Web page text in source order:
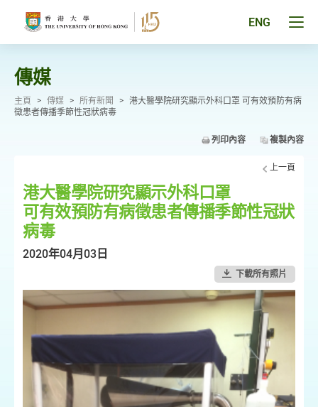
ENG
傳媒
主頁 > 傳媒 > 所有新聞 > 港大醫學院研究顯示外科口罩 可有效預防有病
徵患者傳播季節性冠狀病毒
列印內容 複製內容
上一頁
港大醫學院研究顯示外科口罩
可有效預防有病徵患者傳播季節性冠狀
病毒
2020年04月03日
下載所有照片